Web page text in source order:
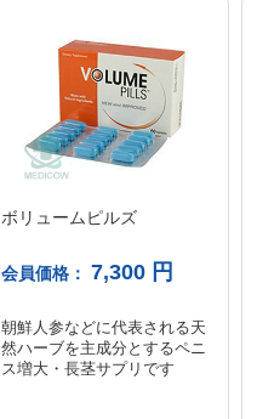
ボリュームピルズ
会員価格： 7,300 円
朝鮮人参などに代表される天
然ハーブを主成分とするペニ
ス増大・長茎サプリです